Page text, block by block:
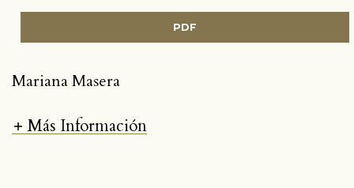
PDF
Mariana Masera
Más Información